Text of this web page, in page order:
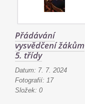
Přádávání
vysvědčení žákům
5. třídy
Datum: 7. 7. 2024
Fotografií: 17
Složek: 0